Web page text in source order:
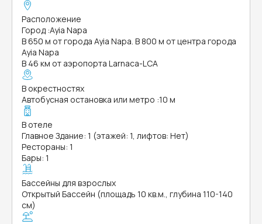
Расположение
Город :Ayia Napa
В 650 м от города Ayia Napa. В 800 м от центра города
Ayia Napa
В 46 км от аэропорта Larnaca-LCA
В окрестностях
Автобусная остановка или метро :10 м
В отеле
Главное Здание: 1 (этажей: 1, лифтов: Нет)
Рестораны: 1
Бары: 1
Бассейны для взрослых
Открытый Бассейн (площадь 10 кв.м., глубина 110-140
см)